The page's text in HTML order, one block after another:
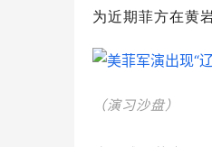
为近期菲方在黄
（演习沙盘）